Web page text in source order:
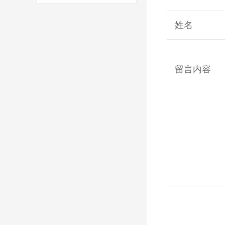
姓名
留言内容